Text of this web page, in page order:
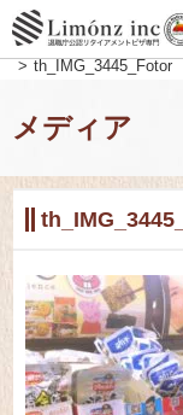
ホーム フィリピン最
消費税が日本よりも
th_IMG_3445_Fotor
メディア